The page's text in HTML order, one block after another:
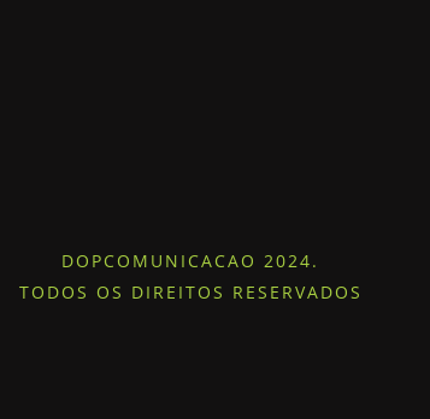
DOPCOMUNICACAO 2024.
TODOS OS DIREITOS RESERVADOS